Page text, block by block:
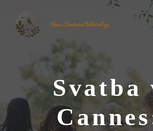
obsah
BrnoSvatebníVeletrh.cz
Svatba